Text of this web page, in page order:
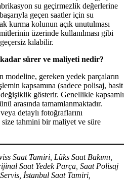
su geçirmezlik değerlerine
geçen saatler için su
kurma kolunun açık unutulması
üzerinde kullanılması gibi
kılabilir.
sürer ve maliyeti nedir?
modeline, gereken yedek parçaların
kapsamına (sadece polisaj, basit
gösterir. Genellikle kapsamlı
arasında tamamlanmaktadır.
detaylı fotoğraflarını
size tahmini bir maliyet ve süre
Saat Tamiri, Lüks Saat Bakımı,
Saat Yedek Parça, Saat Polisaj
İstanbul Saat Tamiri,